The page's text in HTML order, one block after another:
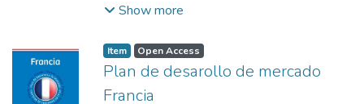
Italia Acuerdos Comerciales y Regulaciones
de Mercaderías,Canales de Comercialización,
Tendencias del Consumidor y Características
del Mercado, Priorización de Productos,
Show more
Item Open Access
Plan de desarollo de mercado
Francia